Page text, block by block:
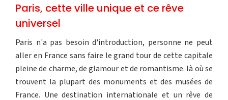
Paris, cette ville unique et ce rêve
universel
Paris n'a pas besoin d'introduction, personne ne peut
aller en France sans faire le grand tour de cette capitale
pleine de charme, de glamour et de romantisme. là où se
trouvent la plupart des monuments et des musées de
France. Une destination internationale et un rêve de